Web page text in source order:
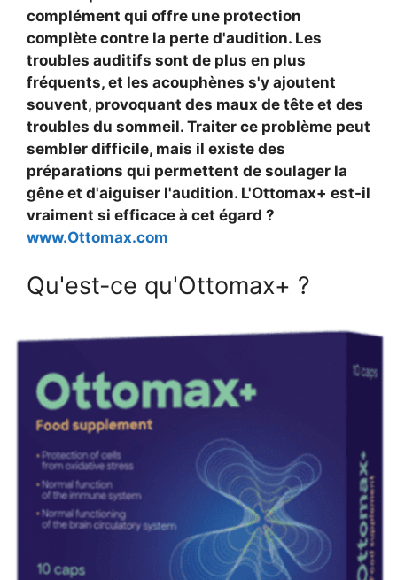
complément qui offre une protection
complète contre la perte d'audition. Les
troubles auditifs sont de plus en plus
fréquents, et les acouphènes s'y ajoutent
souvent, provoquant des maux de tête et des
troubles du sommeil. Traiter ce problème peut
sembler difficile, mais il existe des
préparations qui permettent de soulager la
gêne et d'aiguiser l'audition. L'Ottomax+ est-il
vraiment si efficace à cet égard ?
www.Ottomax.com
Qu'est-ce qu'Ottomax+ ?